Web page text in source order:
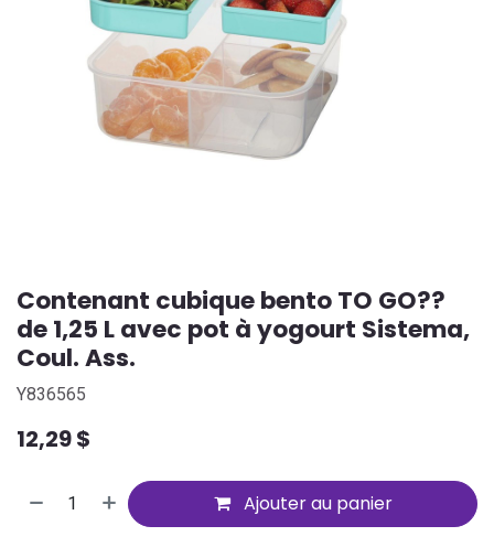
Contenant cubique bento TO GO??
de 1,25 L avec pot à yogourt Sistema,
Coul. Ass.
Y836565
12,29$
Ajouter au panier